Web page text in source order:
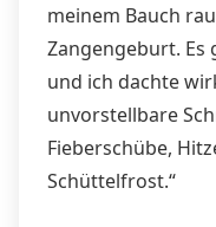
meinem Bauch
Zangengeburt. Es
und ich dachte
unvorstellbare
Fieberschübe,
Schüttelfrost.“